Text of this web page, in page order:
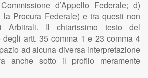
d’Appello Federale; d)
la Procura Federale) e tra questi non
Arbitrali. Il chiarissimo testo del
degli artt. 35 comma 1 e 23 comma 4
ad alcuna diversa interpretazione
anche sotto il profilo meramente